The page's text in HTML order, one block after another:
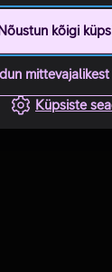
kõigi
Küpsiste